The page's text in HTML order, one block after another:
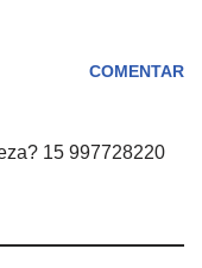
COMENTAR
15 997728220